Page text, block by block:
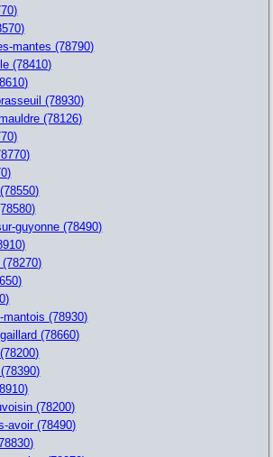
mantes (78790)
(78410)
(78930)
(78126)
guyonne (78490)
(78930)
(78660)
(78200)
avoir (78490)